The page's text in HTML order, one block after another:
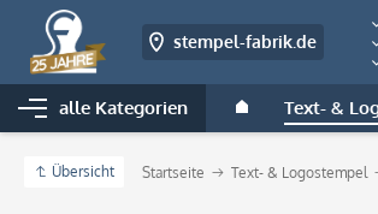
stempel-fabrik.de
alle Kategorien Text- &
Übersicht Startseite Text- & Logostempel